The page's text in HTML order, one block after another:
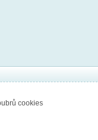
cookies